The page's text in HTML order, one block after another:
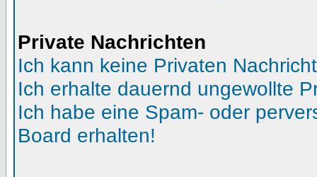
Private Nachrichten
Ich kann keine Privaten
Ich erhalte dauernd ungewollte
Ich habe eine Spam- oder
Board erhalten!